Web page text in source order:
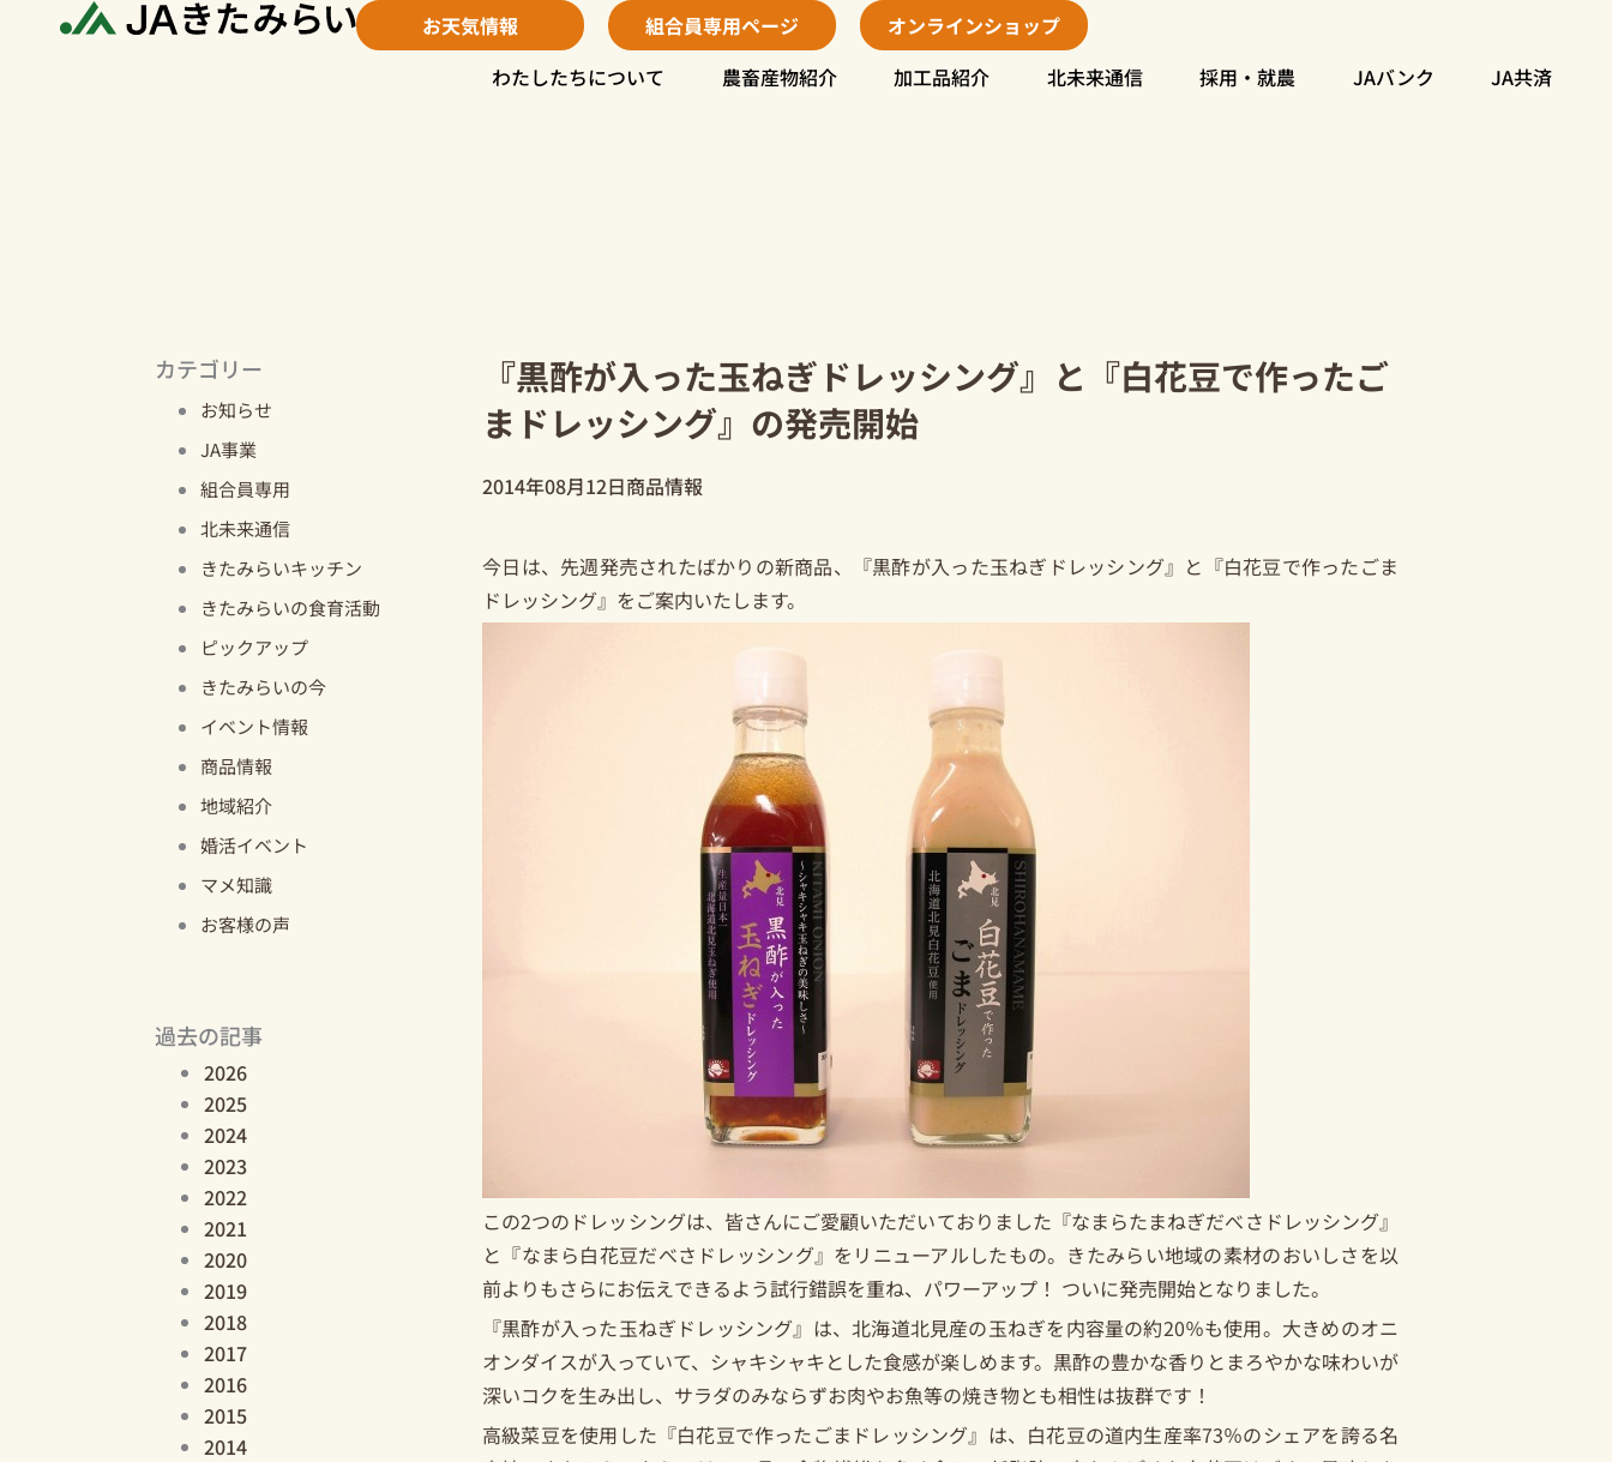
お天気情報 組合員専用ページ
オンラインショップ
わたしたちについて
農畜産物紹介 加工品紹介 北未来通信 採用・就農 JAバンク JA共済
カテゴリー
お知らせ
JA事業
組合員専用
北未来通信
きたみらいキッチン
きたみらいの食育活動
ピックアップ
きたみらいの今
イベント情報
商品情報
地域紹介
婚活イベント
マメ知識
お客様の声
過去の記事
2026
2025
2024
2023
2022
2021
2020
2019
2018
2017
2016
2015
2014
『黒酢が入った玉ねぎドレッシング』と『白花豆で作ったご
まドレッシング』の発売開始
2014年08月12日商品情報
今日は、先週発売されたばかりの新商品、『黒酢が入った玉ねぎドレッシング』と『白花豆で作ったごま
ドレッシング』をご案内いたします。
この2つのドレッシングは、皆さんにご愛顧いただいておりました『なまらたまねぎだべさドレッシング』
と『なまら白花豆だべさドレッシング』をリニューアルしたもの。きたみらい地域の素材のおいしさを以
前よりもさらにお伝えできるよう試行錯誤を重ね、パワーアップ！ ついに発売開始となりました。
『黒酢が入った玉ねぎドレッシング』は、北海道北見産の玉ねぎを内容量の約20％も使用。大きめのオニ
オンダイスが入っていて、シャキシャキとした食感が楽しめます。黒酢の豊かな香りとまろやかな味わいが
深いコクを生み出し、サラダのみならずお肉やお魚等の焼き物とも相性は抜群です！
高級菜豆を使用した『白花豆で作ったごまドレッシング』は、白花豆の道内生産率73％のシェアを誇る名